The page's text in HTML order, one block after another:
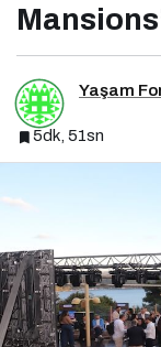
Yaşam
5dk, 51sn